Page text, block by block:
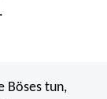
Böses tun,